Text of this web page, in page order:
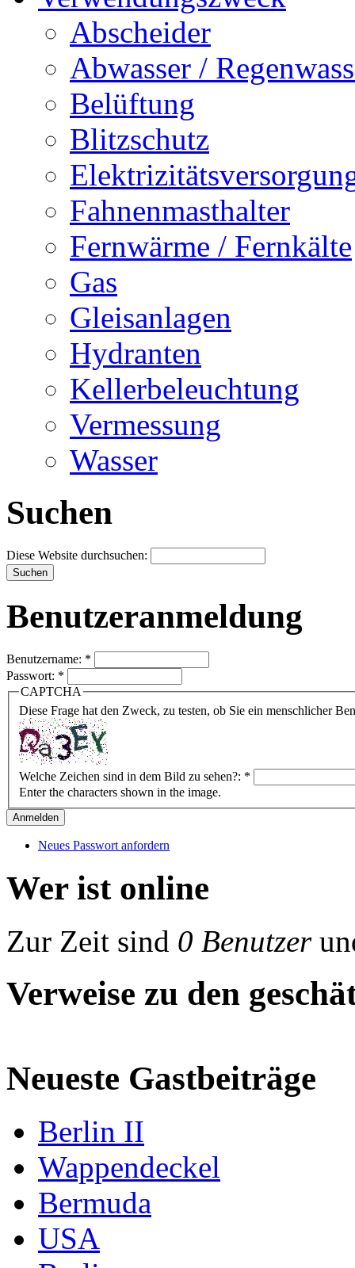
Abscheider
Abwasser /
Belüftung
Blitzschutz
Fahnenmasthalter
Fernwärme / Fernkälte
Gas
Gleisanlagen
Hydranten
Kellerbeleuchtung
Vermessung
Wasser
Suchen
Diese Website durchsuchen:
Benutzeranmeldung
Benutzername: *
Passwort: *
CAPTCHA
Diese Frage hat den Zweck, zu testen, ob Sie ein menschlicher
Welche Zeichen sind in dem Bild zu sehen?: *
Enter the characters shown in the image.
Neues Passwort anfordern
Wer ist online
Zur Zeit sind 0 Benutzer
Verweise zu den
Neueste Gastbeiträge
Berlin II
Wappendeckel
Bermuda
USA